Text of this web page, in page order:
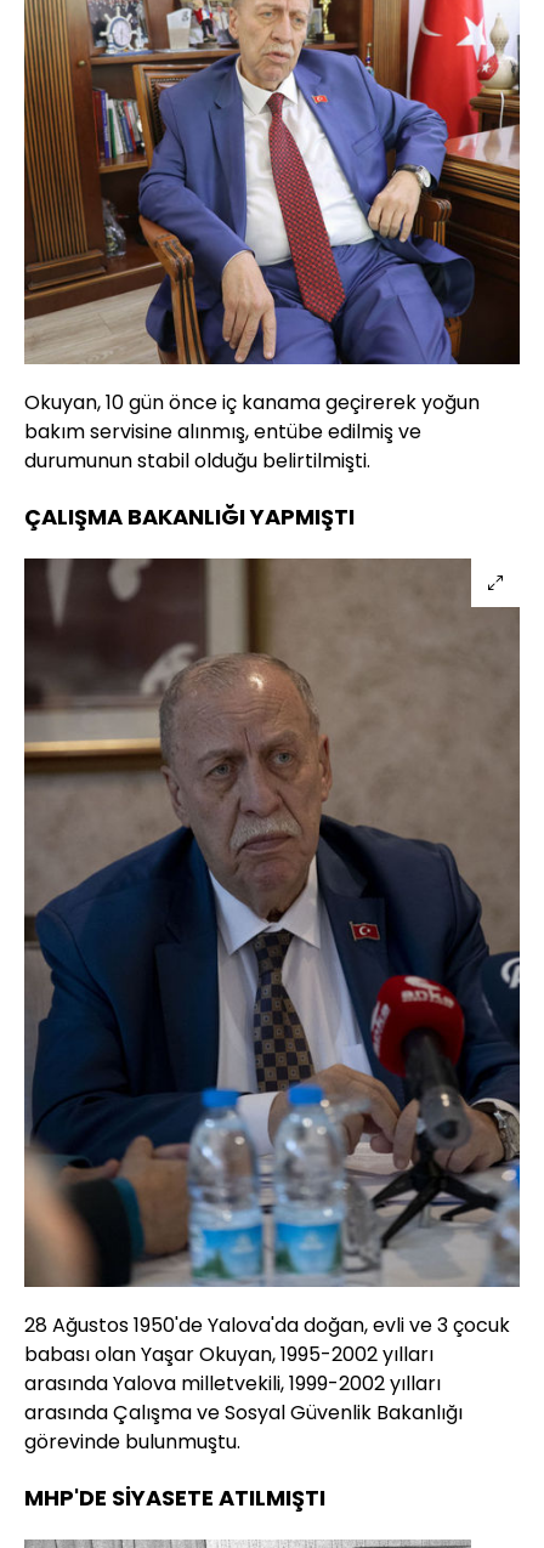
Okuyan, 10 gün önce iç kanama geçirerek yoğun
bakım servisine alınmış, entübe edilmiş ve
durumunun stabil olduğu belirtilmişti.
ÇALIŞMA BAKANLIĞI YAPMIŞTI
28 Ağustos 1950'de Yalova'da doğan, evli ve 3 çocuk
babası olan Yaşar Okuyan, 1995-2002 yılları
arasında Yalova milletvekili, 1999-2002 yılları
arasında Çalışma ve Sosyal Güvenlik Bakanlığı
görevinde bulunmuştu.
MHP'DE SİYASETE ATILMIŞTI